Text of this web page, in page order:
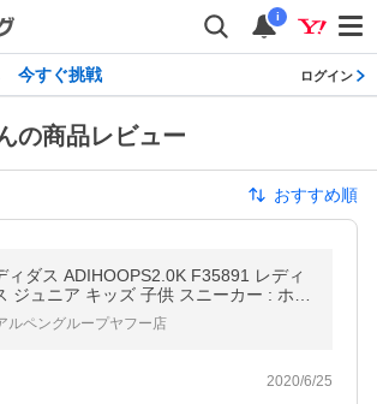
i
今すぐ挑戦 ログイン
の商品レビュー
おすすめ順
ィダス ADIHOOPS2.0K F35891 レディ
ジュニア キッズ 子供 スニーカー : ホワ
adidas
ルペングループヤフー店
2020/6/25